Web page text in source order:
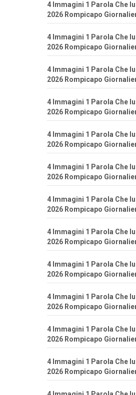
4 Immagini 1 Parola Che
2026 Rompicapo
4 Immagini 1 Parola Che
2026 Rompicapo
4 Immagini 1 Parola Che
2026 Rompicapo
4 Immagini 1 Parola Che
2026 Rompicapo
4 Immagini 1 Parola Che
2026 Rompicapo
4 Immagini 1 Parola Che
2026 Rompicapo
4 Immagini 1 Parola Che
2026 Rompicapo
4 Immagini 1 Parola Che
2026 Rompicapo
4 Immagini 1 Parola Che
2026 Rompicapo
4 Immagini 1 Parola Che
2026 Rompicapo
4 Immagini 1 Parola Che
2026 Rompicapo
4 Immagini 1 Parola Che
2026 Rompicapo